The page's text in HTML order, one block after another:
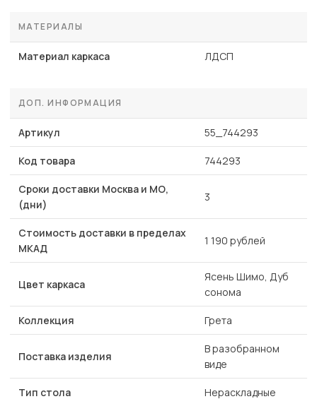
МАТЕРИАЛЫ
Материал каркаса ЛДСП
ДОП. ИНФОРМАЦИЯ
Артикул 55_744293
Код товара 744293
Сроки доставки Москва и МО,
(дни)
3
Стоимость доставки в пределах
МКАД
1 190 рублей
Цвет каркаса
Ясень Шимо, Дуб
сонома
Коллекция Грета
Поставка изделия
В разобранном
виде
Тип стола Нераскладные